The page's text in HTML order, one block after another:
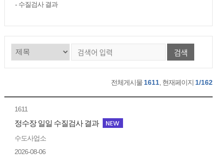
- 수질검사 결과
검색
전체게시물 1611 , 현재페이지 1/162
1611
정수장 일일 수질검사 결과
수도사업소
2026-08-06